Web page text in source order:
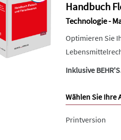
Handbuch
Technologie -
Optimieren Sie
Inklusive
Wählen Sie Ihre
Printversion